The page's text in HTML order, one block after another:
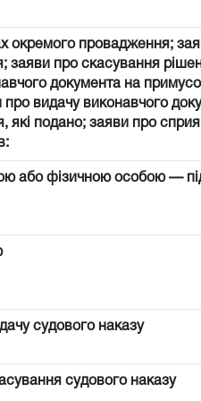
окремого провадження;
заяви про скасування
документа на
про видачу виконавчого
які подано; заяви про
або фізичною особою —
судового наказу
судового наказу